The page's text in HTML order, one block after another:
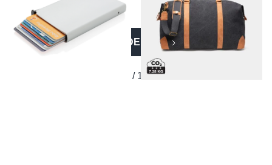
VEČ IZDELKOV
1 / 14